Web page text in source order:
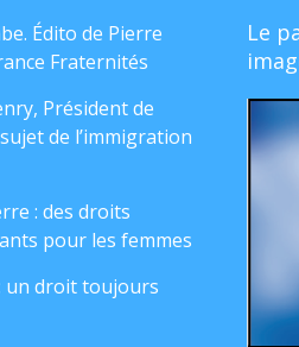
Édito de Pierre
Fraternités
Président de
de l’immigration
: des droits
pour les femmes
un droit toujours
Le